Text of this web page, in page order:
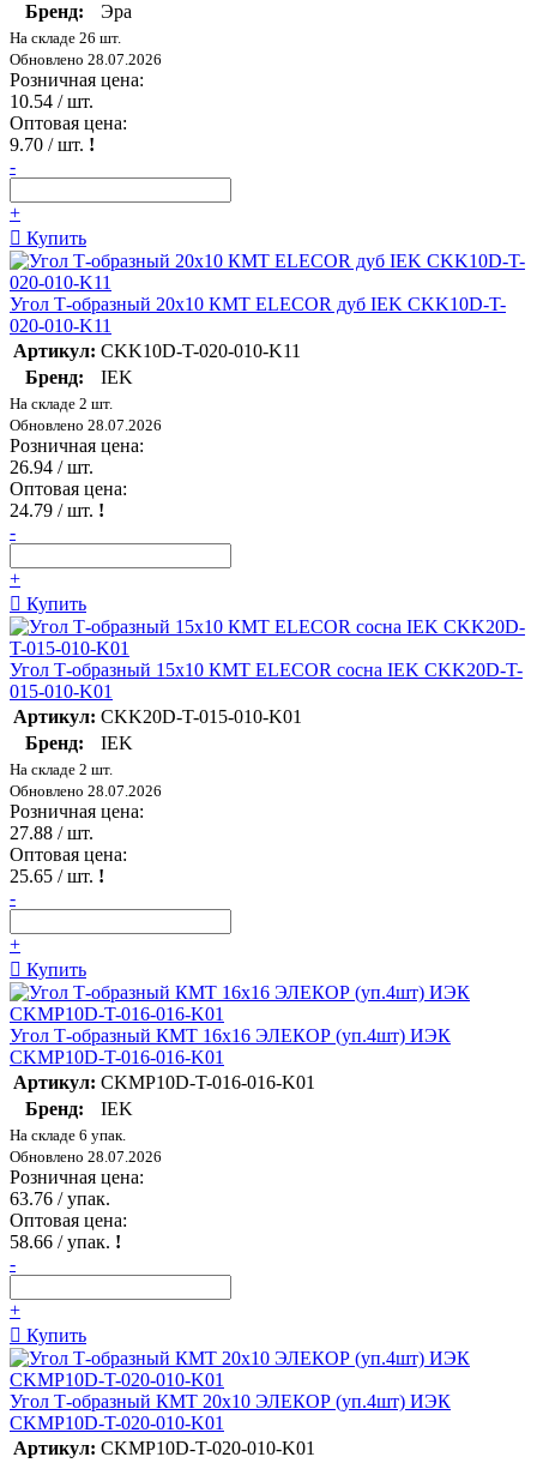
Бренд:
Эра
На складе 26 шт.
Обновлено 28.07.2026
Розничная цена:
10.54 / шт.
Оптовая цена:
9.70 / шт. !
-
+
Купить
Угол Т-образный 20х10 КМТ ELECOR дуб IEK CKK10D-T-
020-010-K11
Артикул: CKK10D-T-020-010-K11
Бренд:
IEK
На складе 2 шт.
Обновлено 28.07.2026
Розничная цена:
26.94 / шт.
Оптовая цена:
24.79 / шт. !
-
+
Купить
Угол Т-образный 15х10 КМТ ELECOR сосна IEK CKK20D-T-
015-010-K01
Артикул: CKK20D-T-015-010-K01
Бренд:
IEK
На складе 2 шт.
Обновлено 28.07.2026
Розничная цена:
27.88 / шт.
Оптовая цена:
25.65 / шт. !
-
+
Купить
Угол Т-образный КМТ 16х16 ЭЛЕКОР (уп.4шт) ИЭК
CKMP10D-T-016-016-K01
Артикул: CKMP10D-T-016-016-K01
Бренд:
IEK
На складе 6 упак.
Обновлено 28.07.2026
Розничная цена:
63.76 / упак.
Оптовая цена:
58.66 / упак. !
-
+
Купить
Угол Т-образный КМТ 20х10 ЭЛЕКОР (уп.4шт) ИЭК
CKMP10D-T-020-010-K01
Артикул: CKMP10D-T-020-010-K01